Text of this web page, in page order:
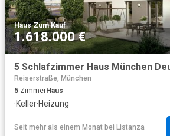
Haus·Zum Kauf
1.618.000 €
Reiserstraße, München
5 ZimmerHaus
·Keller·Heizung
Seit mehr als einem Monat bei Listanza